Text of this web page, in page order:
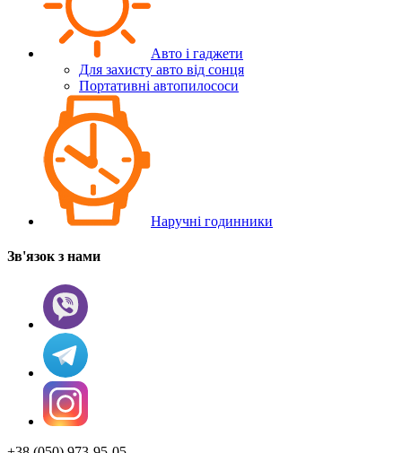
Авто і гаджети
Для захисту авто від сонця
Портативні автопилососи
Наручні годинники
Зв'язок з нами